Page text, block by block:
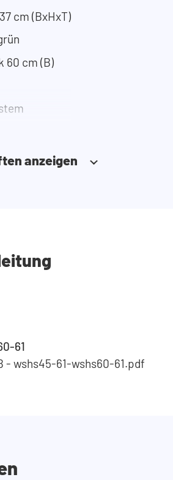
oder per Mail erreichen.
cm (BxHxT)
60 cm (B)
anzeigen
61
- wshs45-61-wshs60-61.pdf